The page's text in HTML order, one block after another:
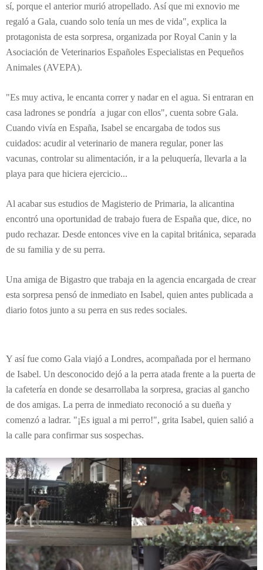
sí, porque el anterior murió atropellado. Así que mi exnovio me
regaló a Gala, cuando solo tenía un mes de vida", explica la
protagonista de esta sorpresa, organizada por Royal Canin y la
Asociación de Veterinarios Españoles Especialistas en Pequeños
Animales (AVEPA).
"Es muy activa, le encanta correr y nadar en el agua. Si entraran en
casa ladrones se pondría a jugar con ellos", cuenta sobre Gala.
Cuando vivía en España, Isabel se encargaba de todos sus
cuidados: acudir al veterinario de manera regular, poner las
vacunas, controlar su alimentación, ir a la peluquería, llevarla a la
playa para que hiciera ejercicio...
Al acabar sus estudios de Magisterio de Primaria, la alicantina
encontró una oportunidad de trabajo fuera de España que, dice, no
pudo rechazar. Desde entonces vive en la capital británica, separada
de su familia y de su perra.
Una amiga de Bigastro que trabaja en la agencia encargada de crear
esta sorpresa pensó de inmediato en Isabel, quien antes publicada a
diario fotos junto a su perra en sus redes sociales.
Y así fue como Gala viajó a Londres, acompañada por el hermano
de Isabel. Un desconocido dejó a la perra atada frente a la puerta de
la cafetería en donde se desarrollaba la sorpresa, gracias al gancho
de dos amigas. La perra de inmediato reconoció a su dueña y
comenzó a ladrar. "¡Es igual a mi perro!", grita Isabel, quien salió a
la calle para confirmar sus sospechas.